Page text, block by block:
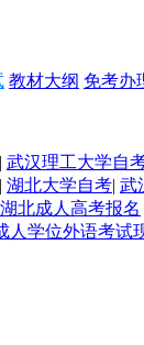
教材大纲 免考办
| 武汉理工大学自
| 湖北大学自考| 武
人学位外语考试